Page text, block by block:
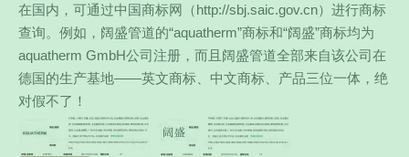
在国内，可通过中国商标网（http://sbj.saic.gov.cn）进行商标
查询。例如，阔盛管道的“aquatherm”商标和“阔盛”商标均为
aquatherm GmbH公司注册，而且阔盛管道全部来自该公司在
德国的生产基地——英文商标、中文商标、产品三位一体，绝
对假不了！